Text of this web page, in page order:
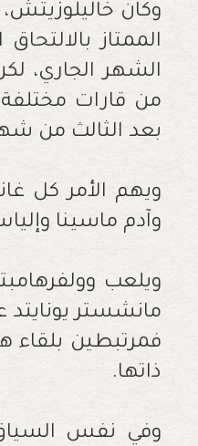
وكان
الممتاز
من قارات
بعد الثالث من
ويهم الأمر كل
وآدم ماسينا
ويلعب
فمرتبطين بلقاء
ذاتها.
وفي نفس